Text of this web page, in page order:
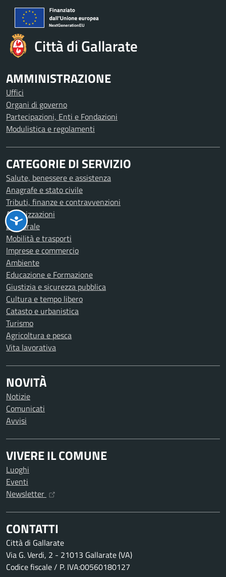
Città di Gallarate
AMMINISTRAZIONE
Uffici
Organi di governo
Partecipazioni, Enti e Fondazioni
Modulistica e regolamenti
CATEGORIE DI SERVIZIO
Salute, benessere e assistenza
Anagrafe e stato civile
Tributi, finanze e contravvenzioni
Autorizzazioni
Elettorale
Mobilità e trasporti
Imprese e commercio
Ambiente
Educazione e Formazione
Giustizia e sicurezza pubblica
Cultura e tempo libero
Catasto e urbanistica
Turismo
Agricoltura e pesca
Vita lavorativa
NOVITÀ
Notizie
Comunicati
Avvisi
VIVERE IL COMUNE
Luoghi
Eventi
Newsletter
CONTATTI
Città di Gallarate
Via G. Verdi, 2 - 21013 Gallarate (VA)
Codice fiscale / P. IVA:00560180127